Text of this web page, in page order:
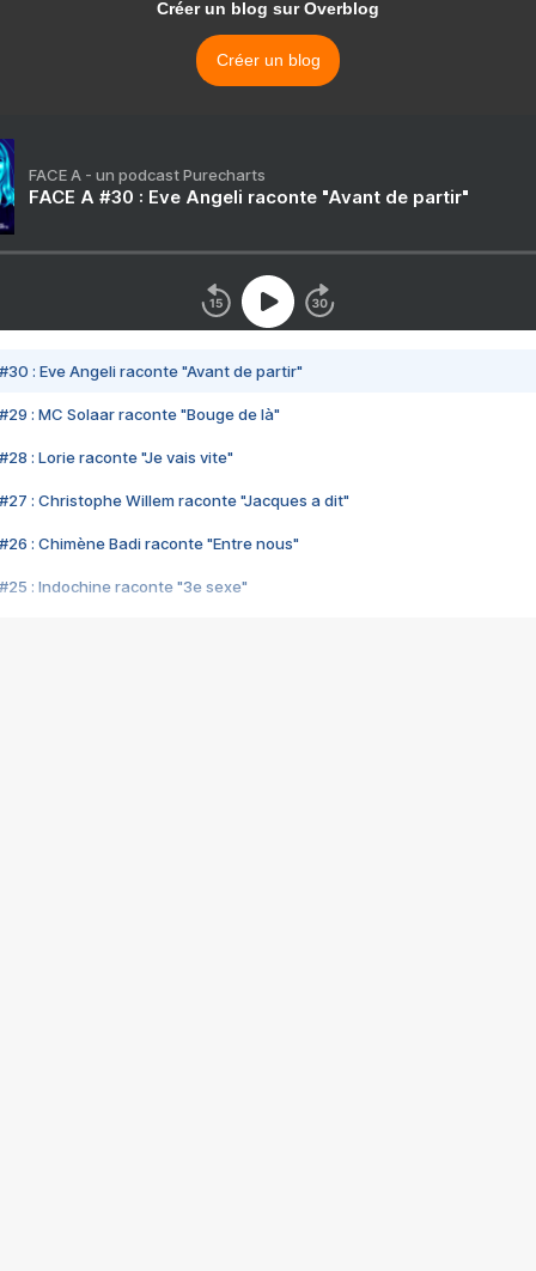
Créer un blog sur Overblog
Créer un blog
FACE A - un podcast Purecharts
FACE A #30 : Eve Angeli raconte "Avant de partir"
#30 : Eve Angeli raconte "Avant de partir"
#29 : MC Solaar raconte "Bouge de là"
#28 : Lorie raconte "Je vais vite"
#27 : Christophe Willem raconte "Jacques a dit"
#26 : Chimène Badi raconte "Entre nous"
#25 : Indochine raconte "3e sexe"